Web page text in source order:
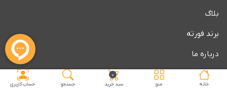
خانه منو سبد خرید
۰
جستجو حساب کاربری
بلاگ
برند فورته
درباره ما
ثبت گارانتی